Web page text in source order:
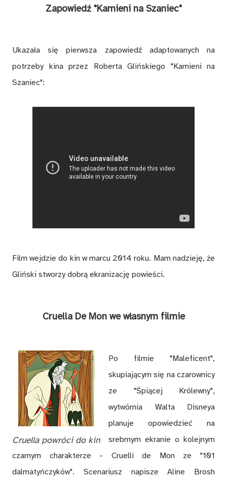
Zapowiedź "Kamieni na Szaniec"
Ukazała się pierwsza zapowiedź adaptowanych na
potrzeby kina przez Roberta Glińskiego "Kamieni na
Szaniec":
Film wejdzie do kin w marcu 2014 roku. Mam nadzieję, że
Gliński stworzy dobrą ekranizację powieści.
Cruella De Mon we własnym filmie
Cruella powróci do kin
Po filmie "Maleficent",
skupiającym się na czarownicy
ze "Śpiącej Królewny",
wytwórnia Walta Disneya
planuje opowiedzieć na
srebrnym ekranie o kolejnym
czarnym charakterze - Cruelli de Mon ze "101
dalmatyńczyków". Scenariusz napisze Aline Brosh